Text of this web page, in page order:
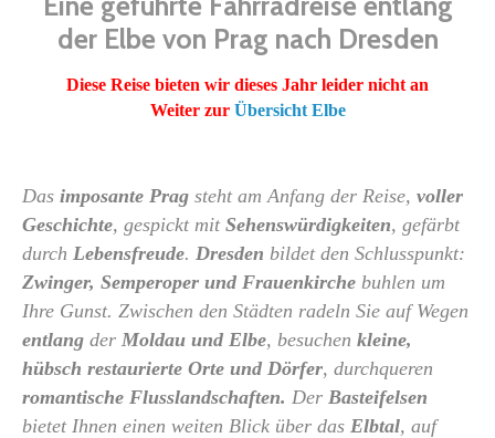
der Elbe von Prag nach Dresden
Diese Reise bieten wir dieses Jahr leider nicht an
Weiter zur Übersicht Elbe
Das imposante Prag steht am Anfang der Reise, voller
Geschichte, gespickt mit Sehenswürdigkeiten, gefärbt
durch Lebensfreude. Dresden bildet den Schlusspunkt:
Zwinger, Semperoper und Frauenkirche buhlen um
Ihre Gunst. Zwischen den Städten radeln Sie auf Wegen
entlang der Moldau und Elbe, besuchen kleine,
hübsch restaurierte Orte und Dörfer, durchqueren
romantische Flusslandschaften. Der Basteifelsen
bietet Ihnen einen weiten Blick über das Elbtal, auf